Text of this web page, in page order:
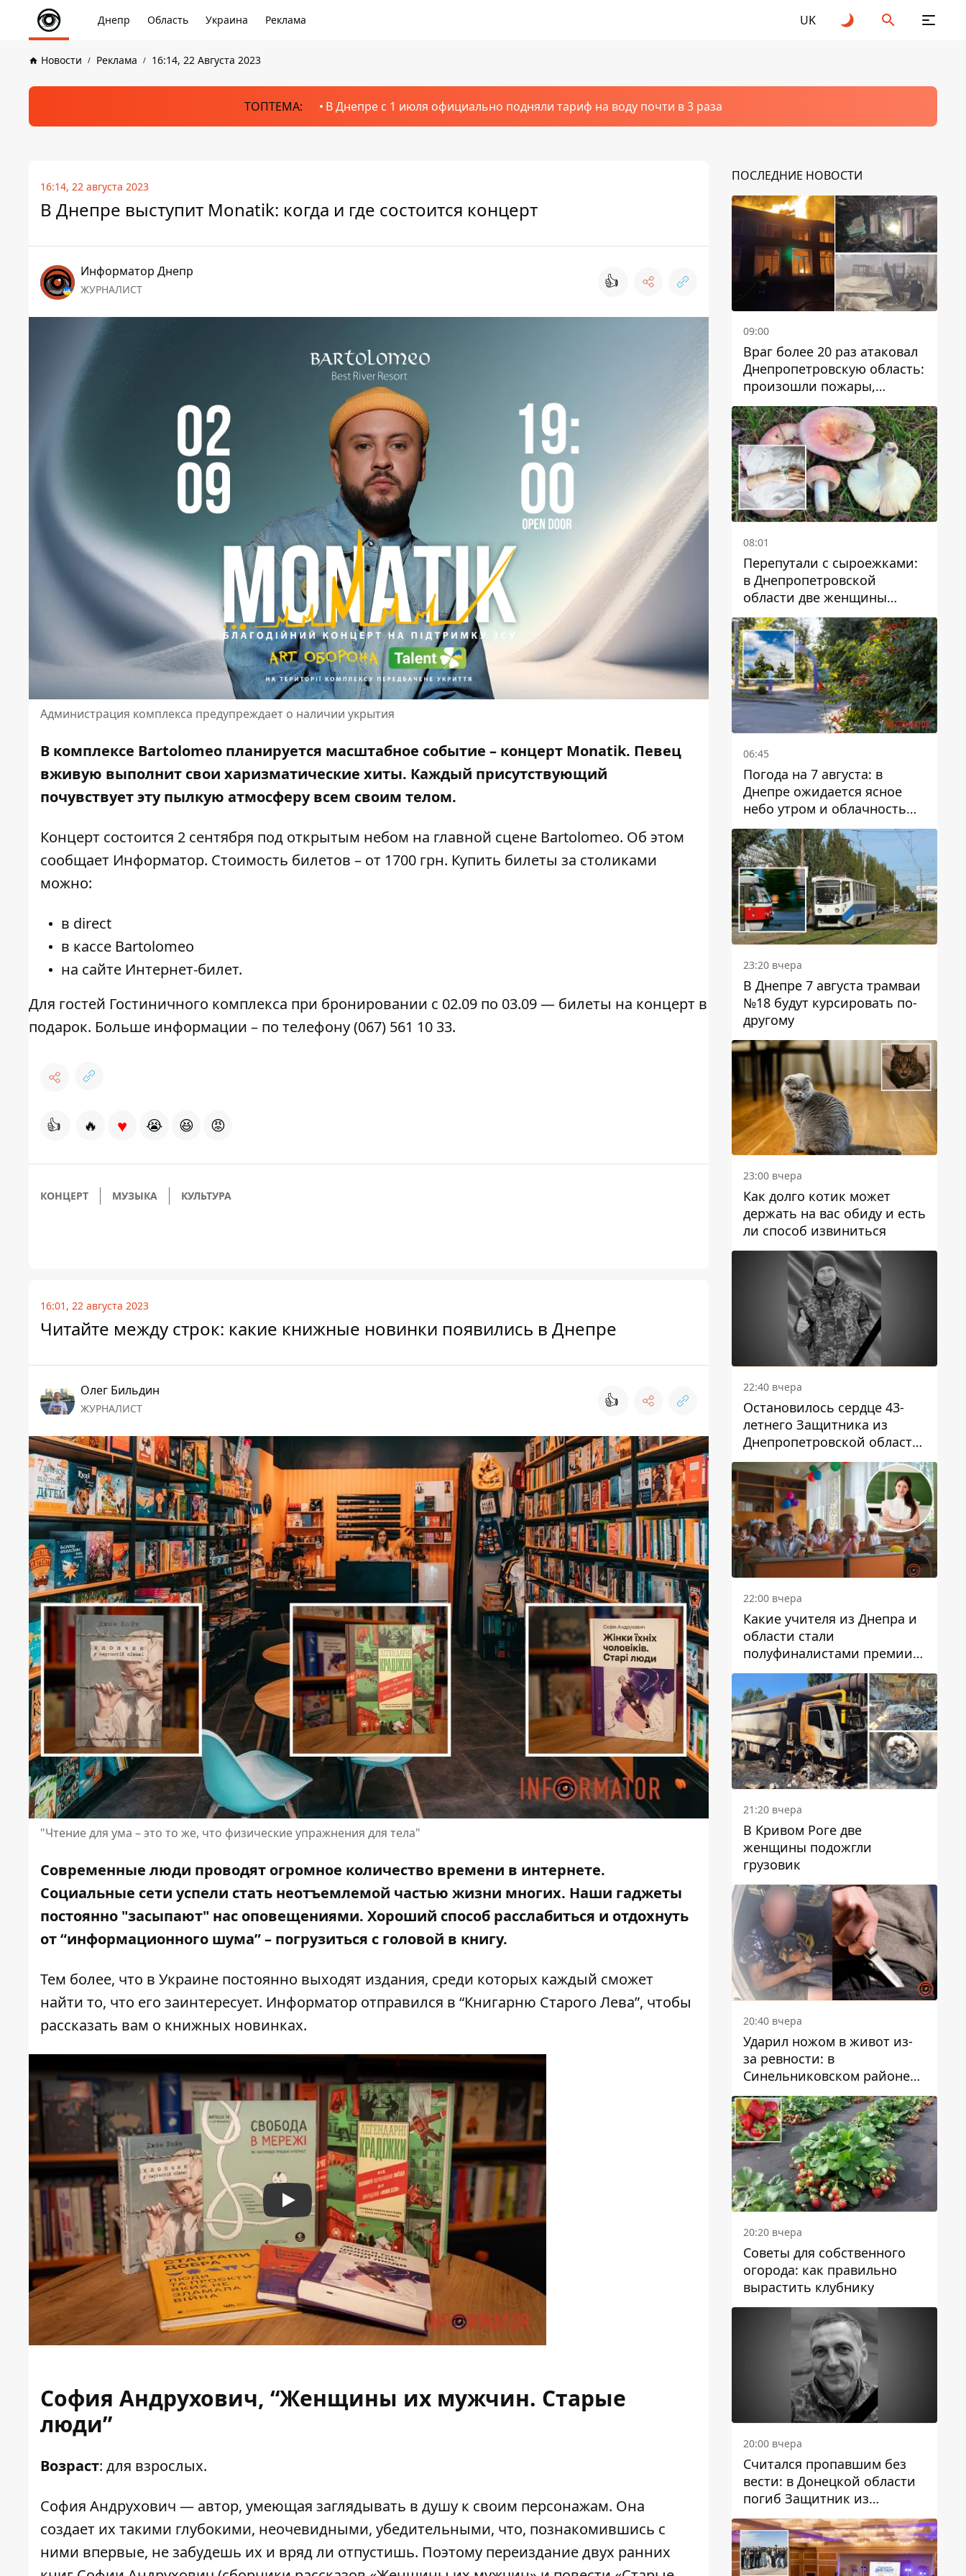
Днепр Область Украина Реклама UK
Новости Реклама 16:14, 22 Августа 2023
ТОПТЕМА: В Днепре с 1 июля официально подняли тариф на воду почти в 3 раза
16:14, 22 августа 2023
В Днепре выступит Monatik: когда и где состоится концерт
Информатор Днепр
ЖУРНАЛИСТ 👍
Администрация комплекса предупреждает о наличии укрытия
В комплексе Bartolomeo планируется масштабное событие – концерт Monatik. Певец
вживую выполнит свои харизматические хиты. Каждый присутствующий
почувствует эту пылкую атмосферу всем своим телом.
Концерт состоится 2 сентября под открытым небом на главной сцене Bartolomeo. Об этом
сообщает Информатор. Стоимость билетов – от 1700 грн. Купить билеты за столиками
можно:
в direct
в кассе Bartolomeo
на сайте Интернет-билет.
Для гостей Гостиничного комплекса при бронировании с 02.09 по 03.09 — билеты на концерт в
подарок. Больше информации – по телефону (067) 561 10 33.
👍 🔥 ♥ 😭 😆 😡
КОНЦЕРТ МУЗЫКА КУЛЬТУРА
16:01, 22 августа 2023
Читайте между строк: какие книжные новинки появились в Днепре
Олег Бильдин
ЖУРНАЛИСТ 👍
"Чтение для ума – это то же, что физические упражнения для тела"
Современные люди проводят огромное количество времени в интернете.
Социальные сети успели стать неотъемлемой частью жизни многих. Наши гаджеты
постоянно "засыпают" нас оповещениями. Хороший способ расслабиться и отдохнуть
от “информационного шума” – погрузиться с головой в книгу.
Тем более, что в Украине постоянно выходят издания, среди которых каждый сможет
найти то, что его заинтересует. Информатор отправился в “Книгарню Старого Лева”, чтобы
рассказать вам о книжных новинках.
Play
София Андрухович, “Женщины их мужчин. Старые
люди”
Возраст: для взрослых.
София Андрухович — автор, умеющая заглядывать в душу к своим персонажам. Она
создает их такими глубокими, неочевидными, убедительными, что, познакомившись с
ними впервые, не забудешь их и вряд ли отпустишь. Поэтому переиздание двух ранних
ПОСЛЕДНИЕ НОВОСТИ
09:00
Враг более 20 раз атаковал
Днепропетровскую область:
произошли пожары,
повреждены дома,
инфраструктура и авто
08:01
Перепутали с сыроежками:
в Днепропетровской
области две женщины
отравились грибами
06:45
Погода на 7 августа: в
Днепре ожидается ясное
небо утром и облачность
после обеда
23:20 вчера
В Днепре 7 августа трамваи
№18 будут курсировать по-
другому
23:00 вчера
Как долго котик может
держать на вас обиду и есть
ли способ извиниться
22:40 вчера
Остановилось сердце 43-
летнего Защитника из
Днепропетровской области
Евгения Зинченко
22:00 вчера
Какие учителя из Днепра и
области стали
полуфиналистами премии
Global Teacher Prize Ukraine
2026
21:20 вчера
В Кривом Роге две
женщины подожгли
грузовик
20:40 вчера
Ударил ножом в живот из-
за ревности: в
Синельниковском районе
задержали 49-летнего
мужчину за убийство
20:20 вчера
Советы для собственного
огорода: как правильно
вырастить клубнику
20:00 вчера
Считался пропавшим без
вести: в Донецкой области
погиб Защитник из
Каменского Антон
Красовский